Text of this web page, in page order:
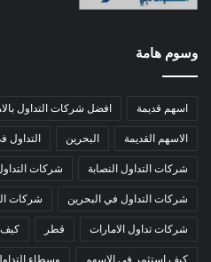
وسوم هامة
اسهم قديمة افضل شركات التداول
الاسهم القديمة البحرين التداول
شركات التداول النصابة شركات
شركات التداول في البحرين شركات
شركات تداول الامارات قطر كيف
كيف استثمر في الاسهم وسطاء